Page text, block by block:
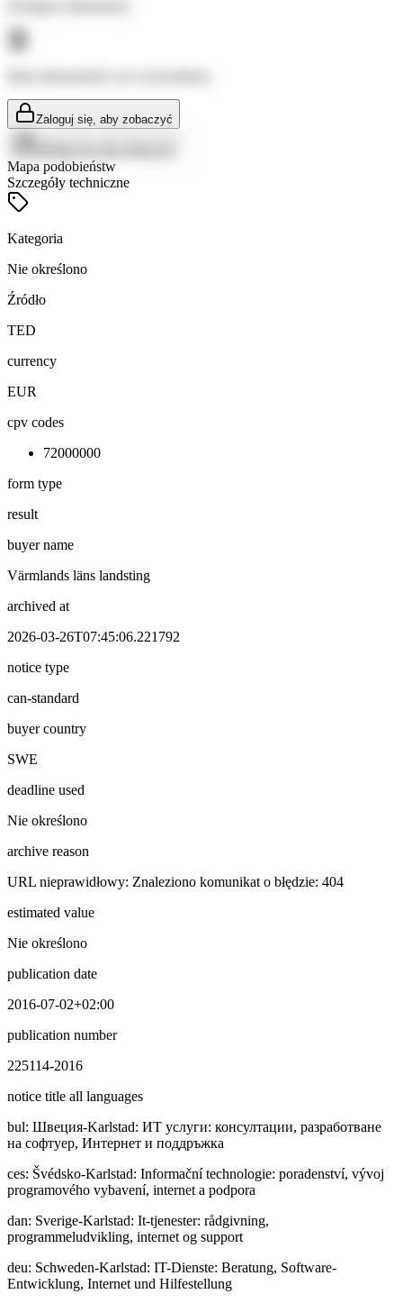
Zaloguj się, aby zobaczyć
Mapa podobieństw
Szczegóły techniczne
Kategoria
Nie określono
Źródło
TED
currency
EUR
cpv codes
72000000
form type
result
buyer name
Värmlands läns landsting
archived at
2026-03-26T07:45:06.221792
notice type
can-standard
buyer country
SWE
deadline used
Nie określono
archive reason
URL nieprawidłowy: Znaleziono komunikat o błędzie: 404
estimated value
Nie określono
publication date
2016-07-02+02:00
publication number
225114-2016
notice title all languages
bul: Швeция-Karlstad: ИТ услуги: консултации, разработване
на софтуер, Интернет и поддръжка
ces: Švédsko-Karlstad: Informační technologie: poradenství, vývoj
programového vybavení, internet a podpora
dan: Sverige-Karlstad: It-tjenester: rådgivning,
programmeludvikling, internet og support
deu: Schweden-Karlstad: IT-Dienste: Beratung, Software-
Entwicklung, Internet und Hilfestellung